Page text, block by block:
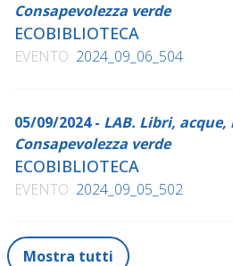
Consapevolezza verde
ECOBIBLIOTECA
EVENTO 2024_09_06_504
05/09/2024 - LAB. Libri, acque,
Consapevolezza verde
ECOBIBLIOTECA
EVENTO 2024_09_05_502
Mostra tutti